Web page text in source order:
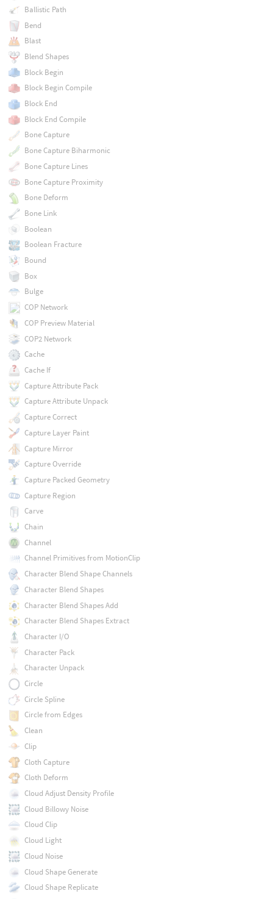
Ballistic Path
Bend
Blast
Blend Shapes
Block Begin
Block Begin Compile
Block End
Block End Compile
Bone Capture
Bone Capture Biharmonic
Bone Capture Lines
Bone Capture Proximity
Bone Deform
Bone Link
Boolean
Boolean Fracture
Bound
Box
Bulge
COP Network
COP Preview Material
COP2 Network
Cache
Cache If
Capture Attribute Pack
Capture Attribute Unpack
Capture Correct
Capture Layer Paint
Capture Mirror
Capture Override
Capture Packed Geometry
Capture Region
Carve
Chain
Channel
Channel Primitives from MotionClip
Character Blend Shape Channels
Character Blend Shapes
Character Blend Shapes Add
Character Blend Shapes Extract
Character I/O
Character Pack
Character Unpack
Circle
Circle Spline
Circle from Edges
Clean
Clip
Cloth Capture
Cloth Deform
Cloud Adjust Density Profile
Cloud Billowy Noise
Cloud Clip
Cloud Light
Cloud Noise
Cloud Shape Generate
Cloud Shape Replicate